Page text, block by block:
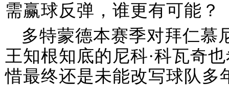
需赢球反弹，谁更有可能？
多特蒙德本赛季对拜仁慕
王知根知底的尼科·科瓦奇
惜最终还是未能改写球队多